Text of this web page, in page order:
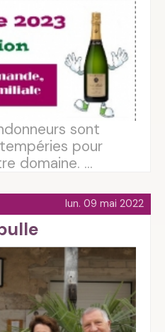
sont
pour
domaine. ...
lun. 09 mai 2022